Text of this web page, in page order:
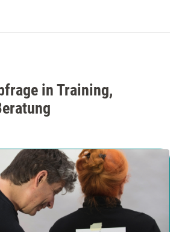
in Training,